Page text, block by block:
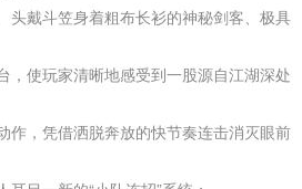
头戴斗笠身着粗布长衫的神秘剑客、极具
，使玩家清晰地感受到一股源自江湖深处
作，凭借洒脱奔放的快节奏连击消灭眼前